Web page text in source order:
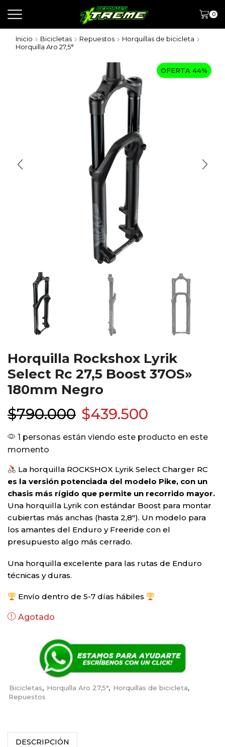
0
Inicio Bicicletas Repuestos
Horquillas de bicicleta
Horquilla Aro 27,5°
OFERTA 44%
Horquilla Rockshox Lyrik
Select Rc 27,5 Boost 37OS»
180mm Negro
$790.000 $439.500
1 personas están viendo este producto en este
momento
La horquilla ROCKSHOX Lyrik Select Charger RC
es la versión potenciada del modelo Pike, con un
chasis más rígido que permite un recorrido mayor.
Una horquilla Lyrik con estándar Boost para montar
cubiertas más anchas (hasta 2,8″). Un modelo para
los amantes del Enduro y Freeride con el
presupuesto algo más cerrado.
Una horquilla excelente para las rutas de Enduro
técnicas y duras.
Envío dentro de 5-7 días hábiles
Agotado
Bicicletas, Horquilla Aro 27,5°, Horquillas de bicicleta,
Repuestos
DESCRIPCIÓN